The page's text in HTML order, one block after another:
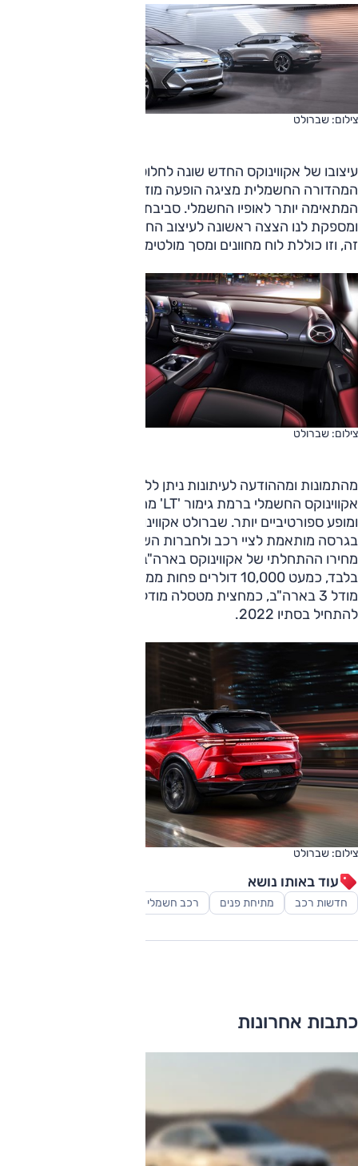
צילום: שברולט
עיצובו של אקווינוקס החדש שונה לחלוטין מזה של הדגם המוכר.
המהדורה החשמלית מציגה הופעה מודרנית ו"חלקה" יותר
המתאימה יותר לאופיו החשמלי. סביבת הנהג נחשפה במלואה
ומספקת לנו הצצה ראשונה לעיצוב החדש של שברולט בתחום
זה, וזו כוללת לוח מחוונים ומסך מולטימדיה צפים.
צילום: שברולט
מהתמונות ומההודעה לעיתונות ניתן ללמוד כי שברולט תציע את
ומופע ספורטיביים יותר. שברולט אקווינוקס החשמלי יוצע גם
בגרסה מותאמת לציי רכב ולחברות השכרה, ובהודעה נאמר כי
בלבד, כמעט 10,000 דולרים פחות ממחירה ההתחלתי של טסלה
להתחיל בסתיו 2022.
צילום: שברולט
עוד באותו נושא
חדשות רכב מתיחת פנים רכב חשמלי
כתבות אחרונות